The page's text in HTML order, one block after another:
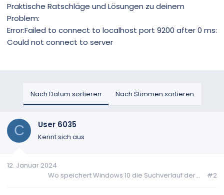
Praktische Ratschläge und Lösungen zu deinem
Problem:
Error:Failed to connect to localhost port 9200 after 0 ms:
Could not connect to server
Nach Datum sortieren Nach Stimmen sortieren
C User 6035
Kennt sich aus
12. Januar 2024
Wo speichert Windows 10 die Suchverlauf der...
#2